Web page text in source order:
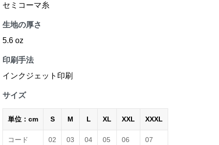
セミコーマ糸
生地の厚さ
5.6 oz
印刷手法
インクジェット印刷
サイズ
単位：cm S M L XL XXL XXXL
コード 02 03 04 05 06 07